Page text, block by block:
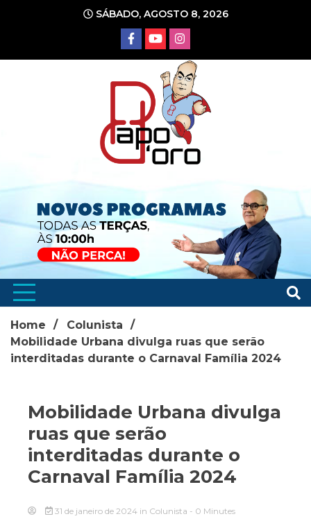
conteúdo
SÁBADO, AGOSTO 8, 2026
Home
Colunista
Mobilidade Urbana divulga ruas que serão
interditadas durante o Carnaval Família 2024
Mobilidade Urbana divulga
ruas que serão
interditadas durante o
Carnaval Família 2024
31 de janeiro de 2024 in Colunista - 0 Minutes